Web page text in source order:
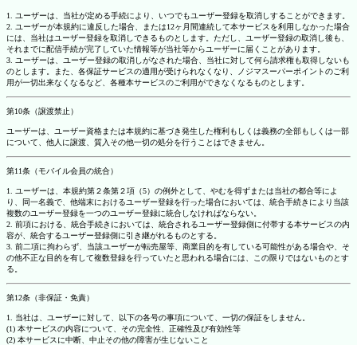
1. ユーザーは、当社が定める手続により、いつでもユーザー登録を取消しすることができます。
2. ユーザーが本規約に違反した場合、または12ヶ月間連続して本サービスを利用しなかった場合
には、当社はユーザー登録を取消しできるものとします。ただし、ユーザー登録の取消し後も、
それまでに配信手続が完了していた情報等が当社等からユーザーに届くことがあります。
3. ユーザーは、ユーザー登録の取消しがなされた場合、当社に対して何ら請求権も取得しないも
のとします。また、各保証サービスの適用が受けられなくなり、ノジマスーパーポイントのご利
用が一切出来なくなるなど、各種本サービスのご利用ができなくなるものとします。
第10条（譲渡禁止）
ユーザーは、ユーザー資格または本規約に基づき発生した権利もしくは義務の全部もしくは一部
について、他人に譲渡、質入その他一切の処分を行うことはできません。
第11条（モバイル会員の統合）
1. ユーザーは、本規約第２条第２項（5）の例外として、やむを得ずまたは当社の都合等によ
り、同一名義で、他端末におけるユーザー登録を行った場合においては、統合手続きにより当該
複数のユーザー登録を一つのユーザー登録に統合しなければならない。
2. 前項における、統合手続きにおいては、統合されるユーザー登録側に付帯する本サービスの内
容が、統合するユーザー登録側に引き継がれるものとする。
3. 前二項に拘わらず、当該ユーザーが転売屋等、商業目的を有している可能性がある場合や、そ
の他不正な目的を有して複数登録を行っていたと思われる場合には、この限りではないものとす
る。
第12条（非保証・免責）
1. 当社は、ユーザーに対して、以下の各号の事項について、一切の保証をしません。
(1) 本サービスの内容について、その完全性、正確性及び有効性等
(2) 本サービスに中断、中止その他の障害が生じないこと